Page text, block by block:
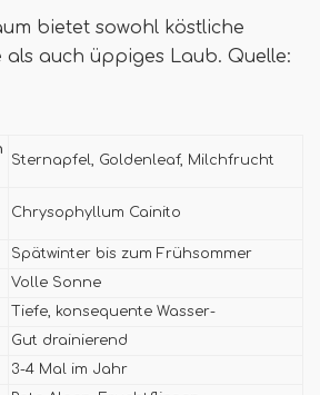
bietet sowohl köstliche
auch üppiges Laub. Quelle:
Sternapfel, Goldenleaf, Milchfrucht
Chrysophyllum Cainito
Spätwinter bis zum Frühsommer
Volle Sonne
Tiefe, konsequente Wasser-
Gut drainierend
3-4 Mal im Jahr